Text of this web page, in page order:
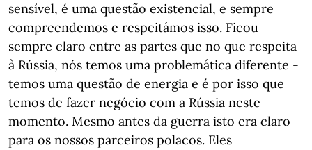
sensível, é uma questão existencial, e sempre
compreendemos e respeitámos isso. Ficou
sempre claro entre as partes que no que respeita
à Rússia, nós temos uma problemática diferente -
temos uma questão de energia e é por isso que
temos de fazer negócio com a Rússia neste
momento. Mesmo antes da guerra isto era claro
para os nossos parceiros polacos. Eles